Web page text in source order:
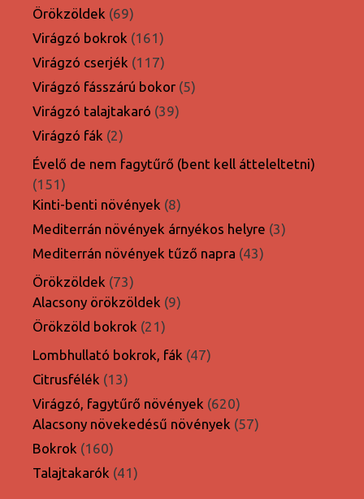
termék
Örökzöldek 6969
termék
Virágzó bokrok 161161
termék
Virágzó cserjék 117117
termék
Virágzó fásszárú bokor 55
Virágzó talajtakaró 3939
Virágzó fák 22
termék
Évelő de nem fagytűrő (bent kell átteleltetni)
151151
termék
Kinti-benti növények 88
termék
Mediterrán növények árnyékos helyre 33
Mediterrán növények tűző napra 4343
Örökzöldek 7373
termék
Alacsony örökzöldek 99
Örökzöld bokrok 2121
termék
Lombhullató bokrok, fák 4747
Citrusfélék 1313
termék
Virágzó, fagytűrő növények 620620
termék
Alacsony növekedésű növények 5757
Bokrok 160160
termék
Talajtakarók 4141